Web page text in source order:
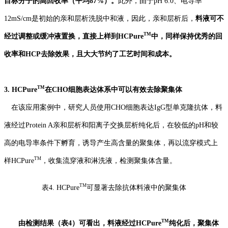
12mS/cm是初始的亲和层析洗脱中和液 ，因此，亲和层析后， 料液可不
经过调整或缓冲液置换，直接上样到HCPureTM中， 同样保持优秀的回
收率和HCP去除效果，且大大节约了工艺时间和成本。
3. HCPureTM在CHO细胞表达体系中可以有效去除聚集体
在该应用案例中，研究人员使用CHO细胞表达IgG型单克隆抗体， 料
液经过Protein A亲和层析和阳离子交换层析纯化后， 在较低的pH和较
高的电导率条件下孵育，诱导产生高含量的聚集体， 再以流穿模式上
样HCPureTM ，收集流穿液和淋洗液，检测聚集体含量。
表4. HCPureTM可显著去除抗体料液中的聚集体
由检测结果（表4）可看出 ，料液经过HCPureTM纯化后，聚集体